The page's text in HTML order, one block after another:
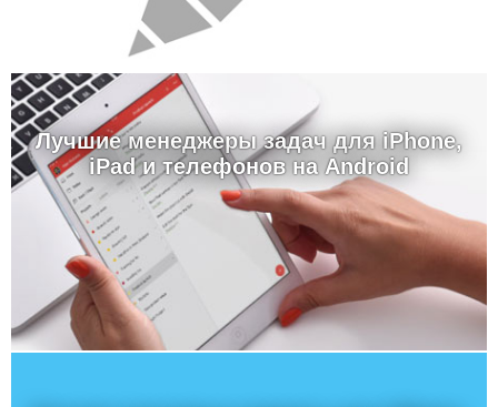
Лучшие менеджеры задач для iPhone,
iPad и телефонов на Android